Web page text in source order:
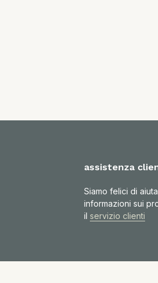
assistenza
Siamo felici di
informazioni sui
il servizio clienti